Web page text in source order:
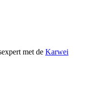
met de Karwei